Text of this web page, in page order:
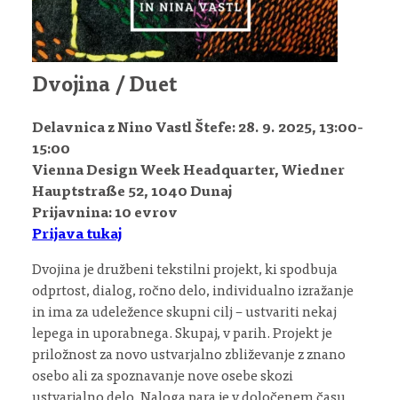
Dvojina / Duet
Delavnica z Nino Vastl Štefe: 28. 9. 2025, 13:00-
15:00
Vienna Design Week Headquarter, Wiedner
Hauptstraße 52, 1040 Dunaj
Prijavnina: 10 evrov
Prijava tukaj
Dvojina je družbeni tekstilni projekt, ki spodbuja
odprtost, dialog, ročno delo, individualno izražanje
in ima za udeležence skupni cilj – ustvariti nekaj
lepega in uporabnega. Skupaj, v parih. Projekt je
priložnost za novo ustvarjalno zbliževanje z znano
osebo ali za spoznavanje nove osebe skozi